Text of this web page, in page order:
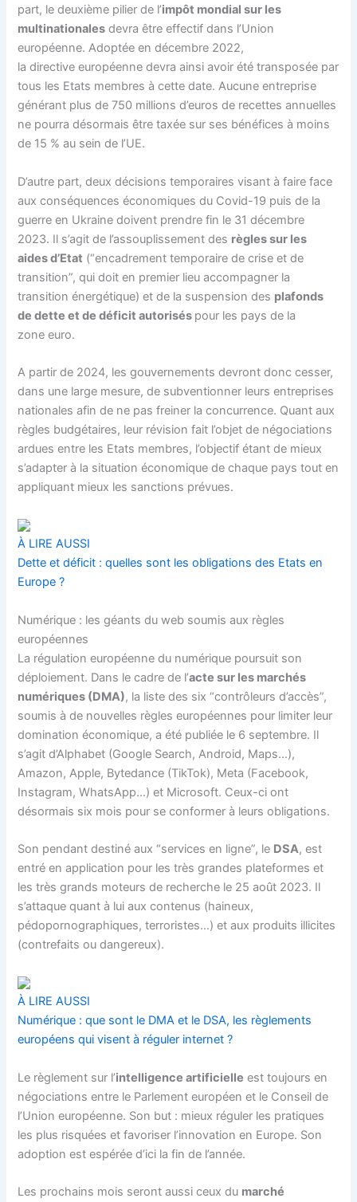
part, le deuxième pilier de l’impôt mondial sur les
multinationales devra être effectif dans l’Union
européenne. Adoptée en décembre 2022,
ladirective européenne devra ainsi avoir été transposée par
tous les Etats membres à cette date. Aucune entreprise
générant plus de 750 millions d’euros de recettes annuelles
ne pourra désormais être taxée sur ses bénéfices à moins
de 15 % au sein de l’UE.
D’autre part, deux décisions temporaires visant à faire face
aux conséquences économiques du Covid-19 puis de la
guerre en Ukraine doivent prendre fin le 31 décembre
2023. Il s’agit de l’assouplissement des règles sur les
aides d’Etat (“encadrement temporaire de crise et de
transition”, qui doit en premier lieu accompagner la
transition énergétique) et de la suspension des plafonds
de dette et de déficit autorisés pour les pays de la
zone euro.
A partir de 2024, les gouvernements devront donc cesser,
dans une large mesure, de subventionner leurs entreprises
nationales afin de ne pas freiner la concurrence. Quant aux
règles budgétaires, leur révision fait l’objet de négociations
ardues entre les Etats membres, l’objectif étant de mieux
s’adapter à la situation économique de chaque pays tout en
appliquant mieux les sanctions prévues.
À LIRE AUSSI
Dette et déficit : quelles sont les obligations des Etats en
Europe ?
Numérique : les géants du web soumis aux règles
européennes
La régulation européenne du numérique poursuit son
déploiement. Dans le cadre de l’acte sur les marchés
numériques (DMA), la liste des six “contrôleurs d’accès”,
soumis à de nouvelles règles européennes pour limiter leur
domination économique, a été publiée le 6 septembre. Il
s’agit d’Alphabet (Google Search, Android, Maps…),
Amazon, Apple, Bytedance (TikTok), Meta (Facebook,
Instagram, WhatsApp…) et Microsoft. Ceux-ci ont
désormais six mois pour se conformer à leurs obligations.
Son pendant destiné aux “services en ligne”, le DSA, est
entré en application pour les très grandes plateformes et
les très grands moteurs de recherche le 25 août 2023. Il
s’attaque quant à lui aux contenus (haineux,
pédopornographiques, terroristes…) et aux produits illicites
(contrefaits ou dangereux).
À LIRE AUSSI
Numérique : que sont le DMA et le DSA, les règlements
européens qui visent à réguler internet ?
Le règlement sur l’intelligence artificielle est toujours en
négociations entre le Parlement européen et le Conseil de
l’Union européenne. Son but : mieux réguler les pratiques
les plus risquées et favoriser l’innovation en Europe. Son
adoption est espérée d’ici la fin de l’année.
Les prochains mois seront aussi ceux du marché